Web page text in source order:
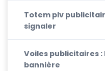
Totem plv
signaler
Voiles publicitaires
bannière